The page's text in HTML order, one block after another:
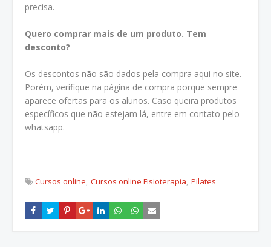
precisa.
Quero comprar mais de um produto. Tem
desconto?
Os descontos não são dados pela compra aqui no site.
Porém, verifique na página de compra porque sempre
aparece ofertas para os alunos. Caso queira produtos
específicos que não estejam lá, entre em contato pelo
whatsapp.
Cursos online Cursos online Fisioterapia Pilates